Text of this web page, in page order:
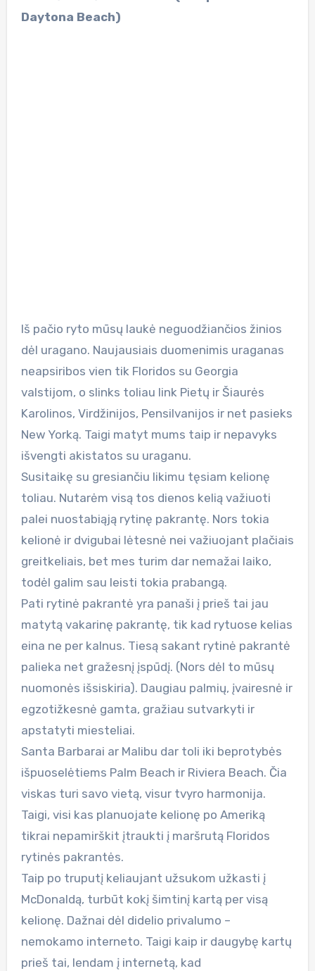
Daytona Beach)
Iš pačio ryto mūsų laukė neguodžiančios žinios
dėl uragano. Naujausiais duomenimis uraganas
neapsiribos vien tik Floridos su Georgia
valstijom, o slinks toliau link Pietų ir Šiaurės
Karolinos, Virdžinijos, Pensilvanijos ir net pasieks
New Yorką. Taigi matyt mums taip ir nepavyks
išvengti akistatos su uraganu.
Susitaikę su gresiančiu likimu tęsiam kelionę
toliau. Nutarėm visą tos dienos kelią važiuoti
palei nuostabiąją rytinę pakrantę. Nors tokia
kelionė ir dvigubai lėtesnė nei važiuojant plačiais
greitkeliais, bet mes turim dar nemažai laiko,
todėl galim sau leisti tokia prabangą.
Pati rytinė pakrantė yra panaši į prieš tai jau
matytą vakarinę pakrantę, tik kad rytuose kelias
eina ne per kalnus. Tiesą sakant rytinė pakrantė
palieka net gražesnį įspūdį. (Nors dėl to mūsų
nuomonės išsiskiria). Daugiau palmių, įvairesnė ir
egzotižkesnė gamta, gražiau sutvarkyti ir
apstatyti miesteliai.
Santa Barbarai ar Malibu dar toli iki beprotybės
išpuoselėtiems Palm Beach ir Riviera Beach. Čia
viskas turi savo vietą, visur tvyro harmonija.
Taigi, visi kas planuojate kelionę po Ameriką
tikrai nepamirškit įtraukti į maršrutą Floridos
rytinės pakrantės.
Taip po truputį keliaujant užsukom užkasti į
McDonaldą, turbūt kokį šimtinį kartą per visą
kelionę. Dažnai dėl didelio privalumo –
nemokamo interneto. Taigi kaip ir daugybę kartų
prieš tai, lendam į internetą, kad